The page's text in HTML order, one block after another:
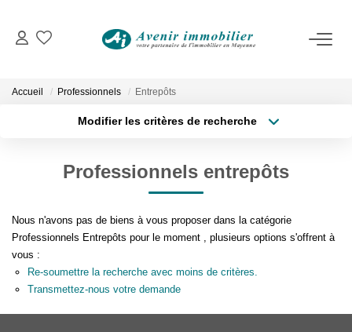
VENTES
Immobilier D'habitation
Immobilier D'entreprise
ESTIMATION
Accueil Professionnels Entrepôts
Modifier les critères de recherche
Type de bien
Budget max Plus de critères
Professionnels entrepôts
Nous n'avons pas de biens à vous proposer dans la catégorie
Professionnels Entrepôts pour le moment , plusieurs options s'offrent à
vous :
Re-soumettre la recherche avec moins de critères.
Transmettez-nous votre demande